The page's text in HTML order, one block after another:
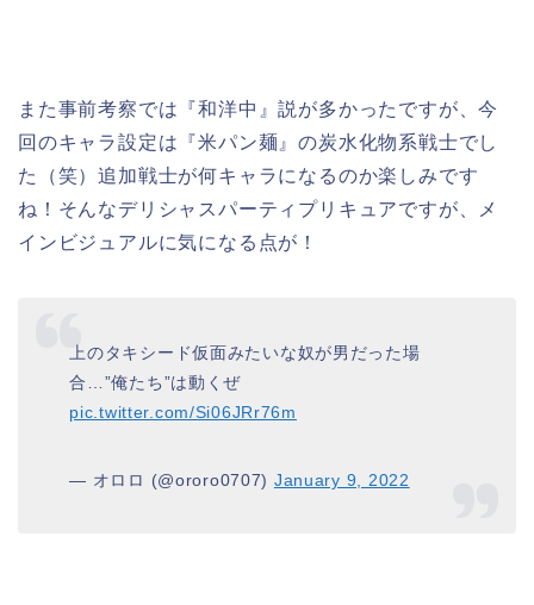
また事前考察では『和洋中』説が多かったですが、今
回のキャラ設定は『米パン麺』の炭水化物系戦士でし
た（笑）追加戦士が何キャラになるのか楽しみです
ね！そんなデリシャスパーティプリキュアですが、メ
インビジュアルに気になる点が！
上のタキシード仮面みたいな奴が男だった場
合…”俺たち”は動くぜ
pic.twitter.com/Si06JRr76m
— オロロ (@ororo0707) January 9, 2022